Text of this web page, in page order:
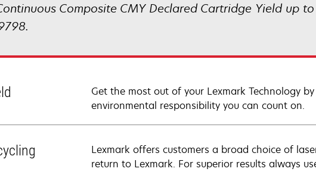
Composite CMY Declared Cartridge Yield up
Get the most out of your Lexmark Technology
environmental responsibility you can count on.
Lexmark offers customers a broad choice of
return to Lexmark. For superior results always